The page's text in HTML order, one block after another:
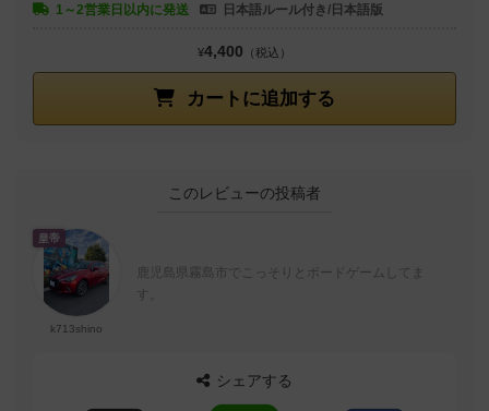
1～2営業日以内に発送 日本語ルール付き/日本語版
カートに追加する
¥4,400 （税込）
このレビューの投稿者
皇帝
k713shino
鹿児島県霧島市でこっそりとボードゲームしてま
す。
シェアする